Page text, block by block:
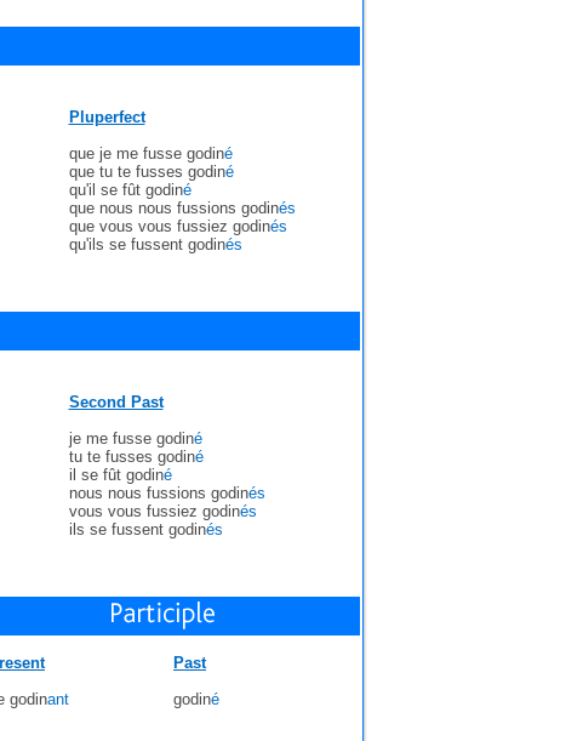
Pluperfect
que je me fusse godiné
que tu te fusses godiné
qu'il se fût godiné
que nous nous fussions godinés
que vous vous fussiez godinés
qu'ils se fussent godinés
Second Past
je me fusse godiné
tu te fusses godiné
il se fût godiné
nous nous fussions godinés
vous vous fussiez godinés
ils se fussent godinés
godinant
Past
godiné